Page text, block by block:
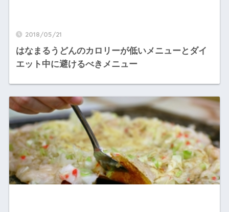
2018/05/21
はなまるうどんのカロリーが低いメニューとダイ
エット中に避けるべきメニュー